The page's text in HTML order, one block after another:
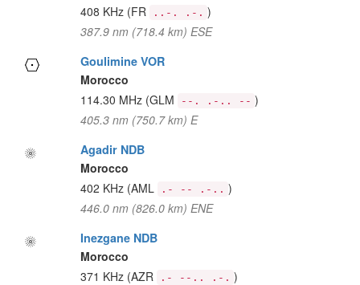
408 KHz (FR ..-. .-. )
387.9 nm (718.4 km) ESE
Goulimine VOR
Morocco
114.30 MHz (GLM --. .-.. -- )
405.3 nm (750.7 km) E
Agadir NDB
Morocco
402 KHz (AML .- -- .-.. )
446.0 nm (826.0 km) ENE
Inezgane NDB
Morocco
371 KHz (AZR .- --.. .-. )